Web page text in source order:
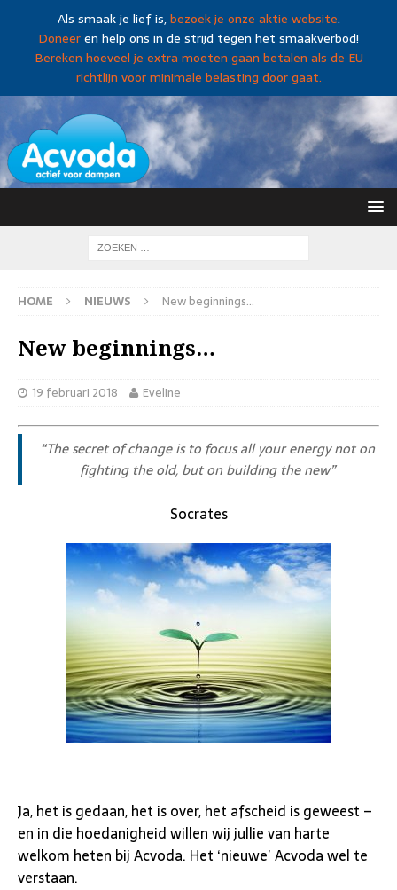
Als smaak je lief is,bezoek je onze aktie website.
Doneeren help ons in de strijd tegen het smaakverbod!
Bereken hoeveel je extra moeten gaan betalen als de EU
richtlijn voor minimale belasting door gaat.
HOME NIEUWS New beginnings…
New beginnings…
19 februari 2018 Eveline
“The secret of change is to focus all your energy not on
fighting the old, but on building the new”
Socrates
Ja, het is gedaan, het is over, het afscheid is geweest –
en in die hoedanigheid willen wij jullie van harte
welkom heten bij Acvoda. Het ‘nieuwe’ Acvoda wel te
verstaan.